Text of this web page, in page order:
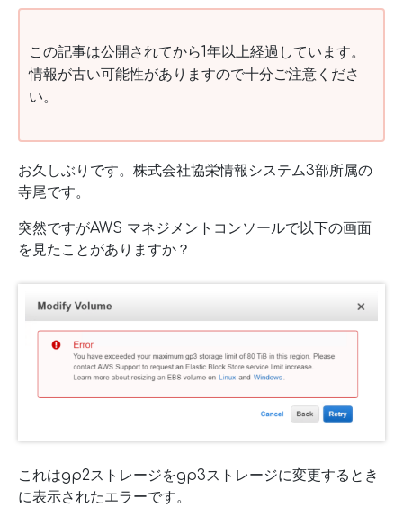
この記事は公開されてから1年以上経過しています。
情報が古い可能性がありますので十分ご注意くださ
い。
お久しぶりです。株式会社協栄情報システム3部所属の
寺尾です。
突然ですがAWS マネジメントコンソールで以下の画面
を見たことがありますか？
これはgp2ストレージをgp3ストレージに変更するとき
に表示されたエラーです。